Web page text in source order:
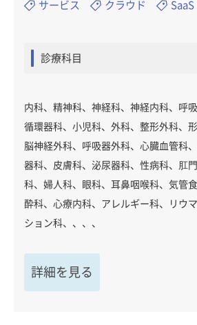
サービス クラウド SaaS
診療科目
内科、精神科、神経科、神経内科、呼
循環器科、小児科、外科、整形外科、
脳神経外科、呼吸器外科、心臓血管科
器科、皮膚科、泌尿器科、性病科、肛
科、婦人科、眼科、耳鼻咽喉科、気管
酔科、心療内科、アレルギー科、リウ
ション科、、、、
詳細を見る